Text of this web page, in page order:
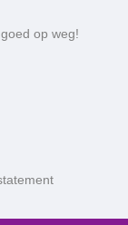
op weg!